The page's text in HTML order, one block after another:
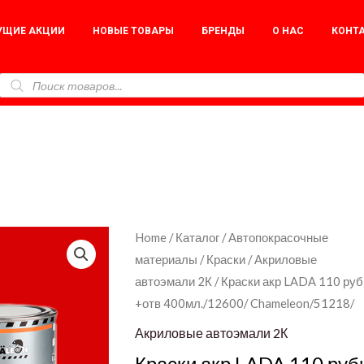
АКЦИИ НОВЫЕ ТОВАРЫ БРЕНДЫ О НАС
Home /Каталог /Автопокрасочные
материалы /Краски /Акриловые
автоэмали 2К / Краски акр LADA 110
+отв 400мл./12600/ Chameleon/51218/
Акриловые автоэмали 2К
Краски
акр
LADA
110
рубин
0,800мл.